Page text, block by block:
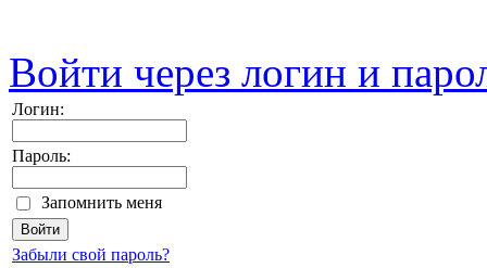
Войти через логин и
Логин:
Пароль:
Запомнить меня
Забыли свой пароль?